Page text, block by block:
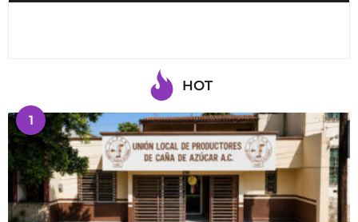
HOT
1